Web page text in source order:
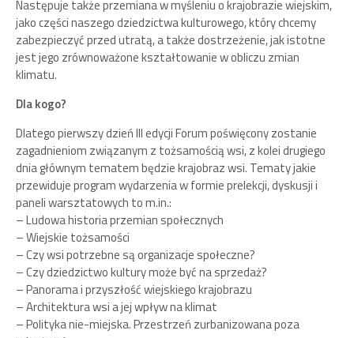
Następuje także przemiana w myśleniu o krajobrazie wiejskim,
jako części naszego dziedzictwa kulturowego, który chcemy
zabezpieczyć przed utratą, a także dostrzeżenie, jak istotne
jest jego zrównoważone kształtowanie w obliczu zmian
klimatu.
Dla kogo?
Dlatego pierwszy dzień III edycji Forum poświęcony zostanie
zagadnieniom związanym z tożsamością wsi, z kolei drugiego
dnia głównym tematem będzie krajobraz wsi. Tematy jakie
przewiduje program wydarzenia w formie prelekcji, dyskusji i
paneli warsztatowych to m.in.:
– Ludowa historia przemian społecznych
– Wiejskie tożsamości
– Czy wsi potrzebne są organizacje społeczne?
– Czy dziedzictwo kultury może być na sprzedaż?
– Panorama i przyszłość wiejskiego krajobrazu
– Architektura wsi a jej wpływ na klimat
– Polityka nie-miejska. Przestrzeń zurbanizowana poza